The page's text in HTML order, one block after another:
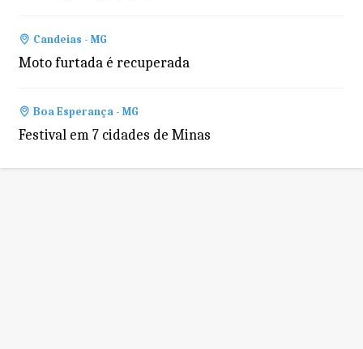
Candeias - MG
Moto furtada é recuperada
Boa Esperança - MG
Festival em 7 cidades de Minas